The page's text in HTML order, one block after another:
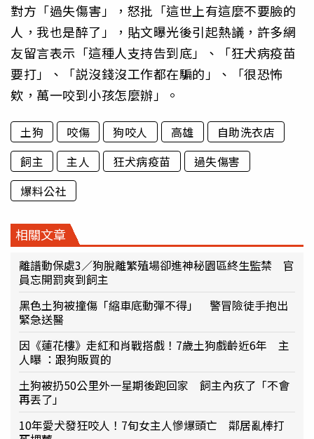
對方「過失傷害」，怒批「這世上有這麼不要臉的
人，我也是醉了」，貼文曝光後引起熱議，許多網
友留言表示「這種人支持告到底」、「狂犬病疫苗
要打」、「説沒錢沒工作都在騙的」、「很恐怖
欸，萬一咬到小孩怎麼辦」。
土狗 咬傷 狗咬人 高雄
自助洗衣店
飼主
主人 狂犬病疫苗
過失傷害
爆料公社
相關文章
離譜動保處3／狗脫離繁殖場卻進神秘園區終生監禁 官
員忘開罰爽到飼主
黑色土狗被撞傷「縮車底動彈不得」 警冒險徒手抱出
緊急送醫
因《蓮花樓》走紅和肖戰搭戲！7歲土狗戲齡近6年 主
人曝 ：跟狗販買的
土狗被扔50公里外一星期後跑回家 飼主內疚了「不會
再丟了」
10年愛犬發狂咬人！7旬女主人慘爆頭亡 鄰居亂棒打